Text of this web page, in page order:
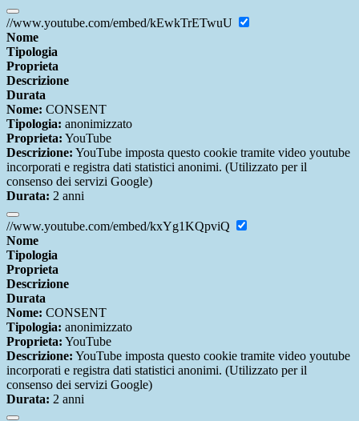
//www.youtube.com/embed/kEwkTrETwuU
Nome
Tipologia
Proprieta
Descrizione
Durata
Nome: CONSENT
Tipologia: anonimizzato
Proprieta: YouTube
Descrizione: YouTube imposta questo cookie tramite video youtube
incorporati e registra dati statistici anonimi. (Utilizzato per il
consenso dei servizi Google)
Durata: 2 anni
//www.youtube.com/embed/kxYg1KQpviQ
Nome
Tipologia
Proprieta
Descrizione
Durata
Nome: CONSENT
Tipologia: anonimizzato
Proprieta: YouTube
Descrizione: YouTube imposta questo cookie tramite video youtube
incorporati e registra dati statistici anonimi. (Utilizzato per il
consenso dei servizi Google)
Durata: 2 anni